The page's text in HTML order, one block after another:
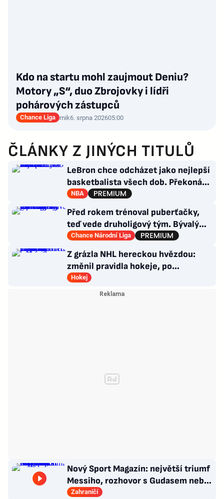
Kdo na startu mohl zaujmout Deniu?
Motory „S“, duo Zbrojovky i lídři
pohárových zástupců
Chance Liga mik6. srpna 202605:00
ČLÁNKY Z JINÝCH TITULŮ
LeBron chce odcházet jako nejlepší
basketbalista všech dob. Překoná
Jordana?
NBA
Před rokem trénoval puberťačky,
teď vede druholigový tým. Bývalý
reportér zažívá raketový vzestup
Chance Národní Liga
Z grázla NHL hereckou hvězdou:
změnil pravidla hokeje, po
Oppenheimerovi září v Odysseji
Hokej
Nový Sport Magazín: největší triumf
Messiho, rozhovor s Gudasem nebo
plakát Pogačara
Zahraničí